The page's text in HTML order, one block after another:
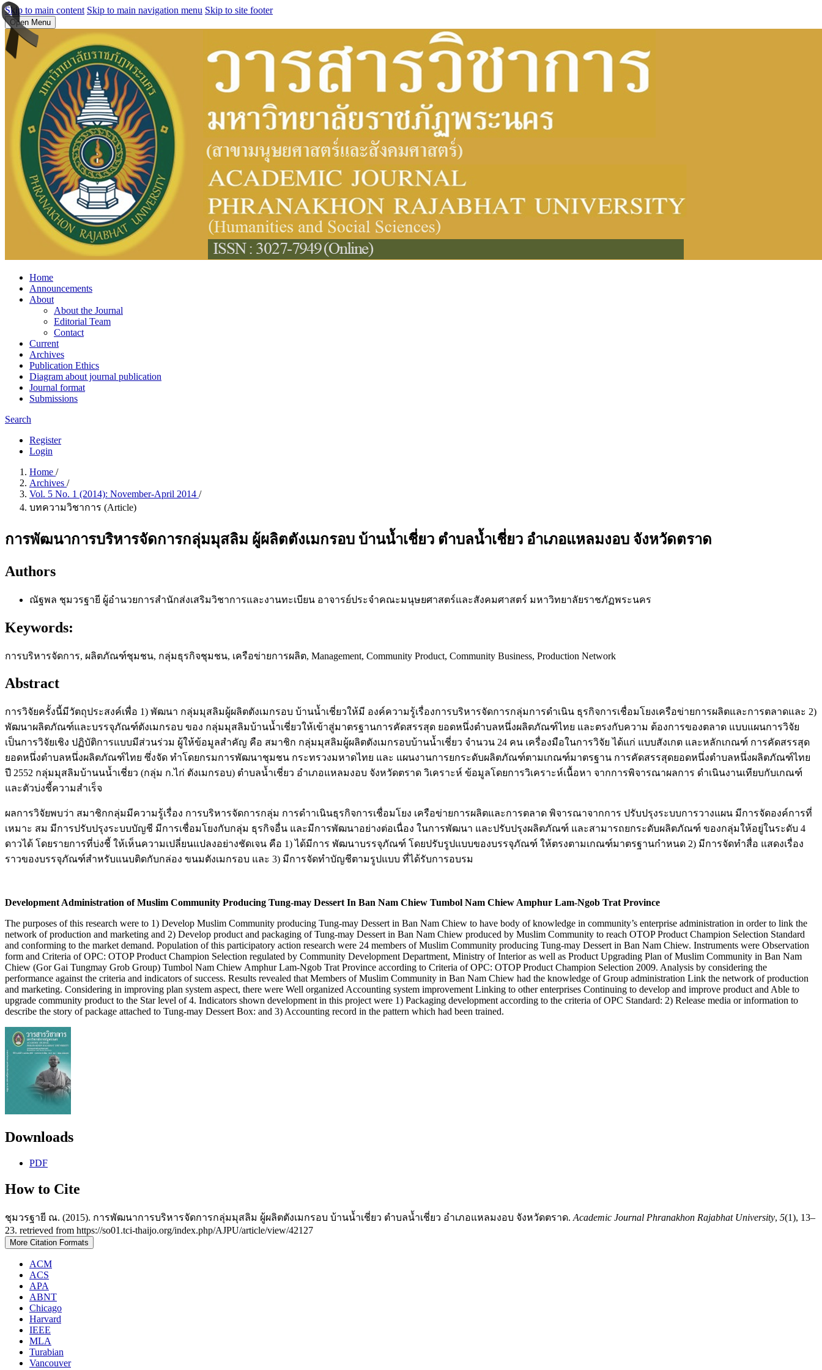
Skip to main content Skip to main navigation menu Skip to site footer
Open Menu
Home
Announcements
About
About the Journal
Editorial Team
Contact
Current
Archives
Publication Ethics
Diagram about journal publication
Journal format
Submissions
Search
Register
Login
Home /
Archives /
Vol. 5 No. 1 (2014): November-April 2014 /
บทความวิชาการ (Article)
การพัฒนาการบริหารจัดการกลุ่มมุสลิม ผู้ผลิตตังเมกรอบ บ้านนํ้าเชี่ยว ตำบลนํ้าเชี่ยว อำเภอแหลมงอบ จังหวัดตราด
Authors
ณัฐพล ชุมวรฐายี ผู้อำนวยการสำนักส่งเสริมวิชาการและงานทะเบียน อาจารย์ประจำคณะมนุษยศาสตร์และสังคมศาสตร์ มหาวิทยาลัยราชภัฏพระนคร
Keywords:
การบริหารจัดการ, ผลิตภัณฑ์ชุมชน, กลุ่มธุรกิจชุมชน, เครือข่ายการผลิต, Management, Community Product, Community Business, Production Network
Abstract
การวิจัยครั้งนี้มีวัตถุประสงค์เพื่อ 1) พัฒนา กลุ่มมุสลิมผู้ผลิตตังเมกรอบ บ้านน้ำเชี่ยวให้มี องค์ความรู้เรื่องการบริหารจัดการกลุ่มการดำเนิน ธุรกิจการเชื่อมโยงเครือข่ายการผลิตและการตลาดและ 2)
พัฒนาผลิตภัณฑ์และบรรจุภัณฑ์ตังเมกรอบ ของ กลุ่มมุสลิมบ้านน้ำเชี่ยวให้เข้าสู่มาตรฐานการคัดสรรสุด ยอดหนึ่งตำบลหนึ่งผลิตภัณฑ์ไทย และตรงกับความ ต้องการของตลาด แบบแผนการวิจัย
เป็นการวิจัยเชิง ปฏิบัติการแบบมีส่วนร่วม ผู้ให้ข้อมูลสำคัญ คือ สมาชิก กลุ่มมุสลิมผู้ผลิตตังเมกรอบบ้านน้ำเชี่ยว จำนวน 24 คน เครื่องมือในการวิจัย ได้แก่ แบบสังเกต และหลักเกณฑ์ การคัดสรรสุด
ยอดหนึ่งตำบลหนึ่งผลิตภัณฑ์ไทย ซึ่งจัด ทำโดยกรมการพัฒนาชุมชน กระทรวงมหาดไทย และ แผนงานการยกระดับผลิตภัณฑ์ตามเกณฑ์มาตรฐาน การคัดสรรสุดยอดหนึ่งตำบลหนึ่งผลิตภัณฑ์ไทย
ปี 2552 กลุ่มมุสลิมบ้านนน้ำเชี่ยว (กลุ่ม ก.ไก่ ตังเมกรอบ) ตำบลน้ำเชี่ยว อำเภอแหลมงอบ จังหวัดตราด วิเคราะห์ ข้อมูลโดยการวิเคราะห์เนื้อหา จากการพิจารณาผลการ ดำเนินงานเทียบกับเกณฑ์
และตัวบ่งชี้ความสำเร็จ
ผลการวิจัยพบว่า สมาชิกกลุ่มมีความรู้เรื่อง การบริหารจัดการกลุ่ม การดำาเนินธุรกิจการเชื่อมโยง เครือข่ายการผลิตและการตลาด พิจารณาจากการ ปรับปรุงระบบการวางแผน มีการจัดองค์การที่
เหมาะ สม มีการปรับปรุงระบบบัญชี มีการเชื่อมโยงกับกลุ่ม ธุรกิจอื่น และมีการพัฒนาอย่างต่อเนื่อง ในการพัฒนา และปรับปรุงผลิตภัณฑ์ และสามารถยกระดับผลิตภัณฑ์ ของกลุ่มให้อยู่ในระดับ 4
ดาวได้ โดยรายการที่บ่งชี้ ให้เห็นความเปลี่ยนแปลงอย่างชัดเจน คือ 1) ได้มีการ พัฒนาบรรจุภัณฑ์ โดยปรับรูปแบบของบรรจุภัณฑ์ ให้ตรงตามเกณฑ์มาตรฐานกำหนด 2) มีการจัดทำสื่อ แสดงเรื่อง
ราวของบรรจุภัณฑ์สำหรับแนบติดกับกล่อง ขนมตังเมกรอบ และ 3) มีการจัดทำบัญชีตามรูปแบบ ที่ได้รับการอบรม
Development Administration of Muslim Community Producing Tung-may Dessert In Ban Nam Chiew Tumbol Nam Chiew Amphur Lam-Ngob Trat Province
The purposes of this research were to 1) Develop Muslim Community producing Tung-may Dessert in Ban Nam Chiew to have body of knowledge in community’s enterprise administration in order to link the
network of production and marketing and 2) Develop product and packaging of Tung-may Dessert in Ban Nam Chiew produced by Muslim Community to reach OTOP Product Champion Selection Standard
and conforming to the market demand. Population of this participatory action research were 24 members of Muslim Community producing Tung-may Dessert in Ban Nam Chiew. Instruments were Observation
form and Criteria of OPC: OTOP Product Champion Selection regulated by Community Development Department, Ministry of Interior as well as Product Upgrading Plan of Muslim Community in Ban Nam
Chiew (Gor Gai Tungmay Grob Group) Tumbol Nam Chiew Amphur Lam-Ngob Trat Province according to Criteria of OPC: OTOP Product Champion Selection 2009. Analysis by considering the
performance against the criteria and indicators of success. Results revealed that Members of Muslim Community in Ban Nam Chiew had the knowledge of Group administration Link the network of production
and marketing. Considering in improving plan system aspect, there were Well organized Accounting system improvement Linking to other enterprises Continuing to develop and improve product and Able to
upgrade community product to the Star level of 4. Indicators shown development in this project were 1) Packaging development according to the criteria of OPC Standard: 2) Release media or information to
describe the story of package attached to Tung-may Dessert Box: and 3) Accounting record in the pattern which had been trained.
Downloads
PDF
How to Cite
ชุมวรฐายี ณ. (2015). การพัฒนาการบริหารจัดการกลุ่มมุสลิม ผู้ผลิตตังเมกรอบ บ้านนํ้าเชี่ยว ตำบลนํ้าเชี่ยว อำเภอแหลมงอบ จังหวัดตราด. Academic Journal Phranakhon Rajabhat University, 5(1), 13–
23. retrieved from https://so01.tci-thaijo.org/index.php/AJPU/article/view/42127
More Citation Formats
ACM
ACS
APA
ABNT
Chicago
Harvard
IEEE
MLA
Turabian
Vancouver